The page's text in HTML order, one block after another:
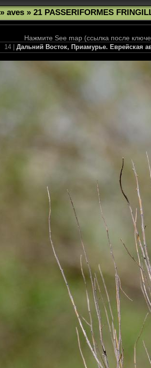
» aves » 21 PASSERIFORMES
Нажмите See map (ссылка после
14 | Дальний Восток, Приамурье. Еврейская